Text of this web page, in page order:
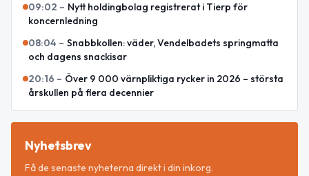
09:02 – Nytt holdingbolag registrerat i Tierp för
koncernledning
08:04 – Snabbkollen: väder, Vendelbadets springmatta
och dagens snackisar
20:16 – Över 9 000 värnpliktiga rycker in 2026 – största
årskullen på flera decennier
Nyhetsbrev
Få de senaste nyheterna direkt i din inkorg.